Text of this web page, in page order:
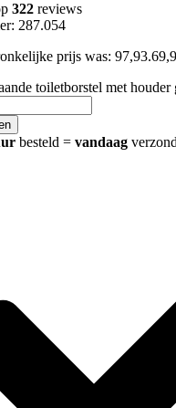
322 reviews
287.054
prijs was: 97,93.
toiletborstel met houder
besteld = vandaag